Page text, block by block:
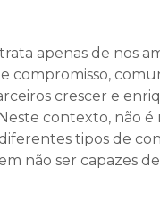
apenas de nos
compromisso,
crescer e
contexto, não é
tipos de
não ser capazes